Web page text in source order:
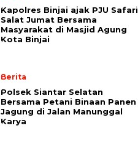
Kapolres Binjai ajak PJU Safari
Salat Jumat Bersama
Masyarakat di Masjid Agung
Kota Binjai
Berita
Polsek Siantar Selatan
Bersama Petani Binaan Panen
Jagung di Jalan Manunggal
Karya